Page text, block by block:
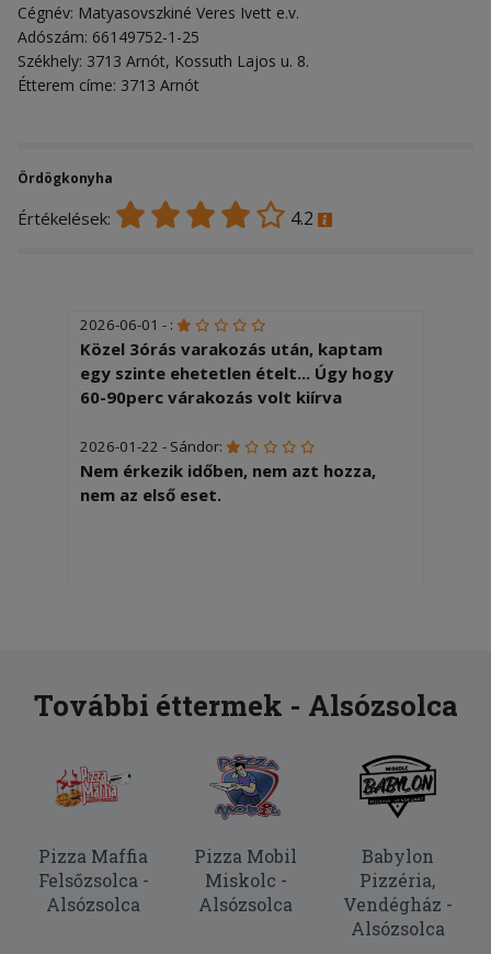
Cégnév: Matyasovszkiné Veres Ivett e.v.
Adószám: 66149752-1-25
Székhely: 3713 Arnót, Kossuth Lajos u. 8.
Étterem címe: 3713 Arnót
Ördögkonyha
Értékelések: 4.2
2026-06-01 - :
Közel 3órás varakozás után, kaptam
egy szinte ehetetlen ételt... Úgy hogy
60-90perc várakozás volt kiírva
2026-01-22 - Sándor:
Nem érkezik időben, nem azt hozza,
nem az első eset.
További éttermek - Alsózsolca
Pizza Maffia
Felsőzsolca -
Alsózsolca
Pizza Mobil
Miskolc -
Alsózsolca
Babylon
Pizzéria,
Vendégház -
Alsózsolca